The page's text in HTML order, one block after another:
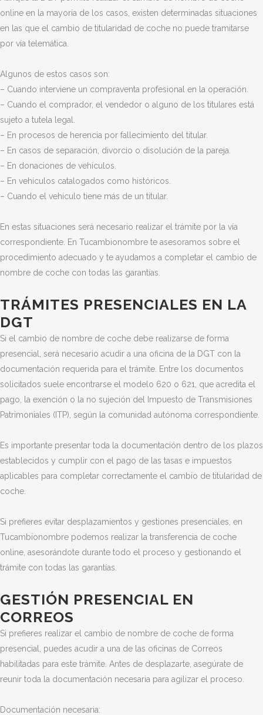
online en la mayoría de los casos, existen determinadas situaciones
en las que el cambio de titularidad de coche no puede tramitarse
por vía telemática.
Algunos de estos casos son:
– Cuando interviene un compraventa profesional en la operación.
– Cuando el comprador, el vendedor o alguno de los titulares está
sujeto a tutela legal.
– En procesos de herencia por fallecimiento del titular.
– En casos de separación, divorcio o disolución de la pareja.
– En donaciones de vehículos.
– En vehículos catalogados como históricos.
– Cuando el vehículo tiene más de un titular.
En estas situaciones será necesario realizar el trámite por la vía
correspondiente. En Tucambionombre te asesoramos sobre el
procedimiento adecuado y te ayudamos a completar el cambio de
nombre de coche con todas las garantías.
TRÁMITES PRESENCIALES EN LA
DGT
Si el cambio de nombre de coche debe realizarse de forma
presencial, será necesario acudir a una oficina de la DGT con la
documentación requerida para el trámite. Entre los documentos
solicitados suele encontrarse el modelo 620 o 621, que acredita el
pago, la exención o la no sujeción del Impuesto de Transmisiones
Patrimoniales (ITP), según la comunidad autónoma correspondiente.
Es importante presentar toda la documentación dentro de los plazos
establecidos y cumplir con el pago de las tasas e impuestos
aplicables para completar correctamente el cambio de titularidad de
coche.
Si prefieres evitar desplazamientos y gestiones presenciales, en
Tucambionombre podemos realizar la transferencia de coche
online, asesorándote durante todo el proceso y gestionando el
trámite con todas las garantías.
GESTIÓN PRESENCIAL EN
CORREOS
Si prefieres realizar el cambio de nombre de coche de forma
presencial, puedes acudir a una de las oficinas de Correos
habilitadas para este trámite. Antes de desplazarte, asegúrate de
reunir toda la documentación necesaria para agilizar el proceso.
Documentación necesaria: